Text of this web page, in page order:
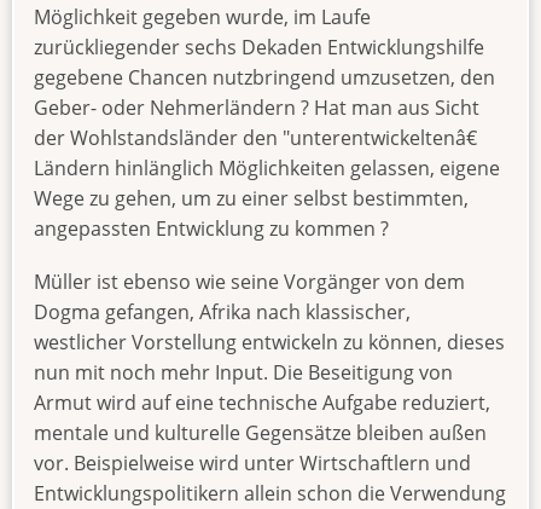
Möglichkeit gegeben wurde, im Laufe
zurückliegender sechs Dekaden Entwicklungshilfe
gegebene Chancen nutzbringend umzusetzen, den
Geber- oder Nehmerländern ? Hat man aus Sicht
der Wohlstandsländer den "unterentwickeltenâ€
Ländern hinlänglich Möglichkeiten gelassen, eigene
Wege zu gehen, um zu einer selbst bestimmten,
angepassten Entwicklung zu kommen ?
Müller ist ebenso wie seine Vorgänger von dem
Dogma gefangen, Afrika nach klassischer,
westlicher Vorstellung entwickeln zu können, dieses
nun mit noch mehr Input. Die Beseitigung von
Armut wird auf eine technische Aufgabe reduziert,
mentale und kulturelle Gegensätze bleiben außen
vor. Beispielweise wird unter Wirtschaftlern und
Entwicklungspolitikern allein schon die Verwendung